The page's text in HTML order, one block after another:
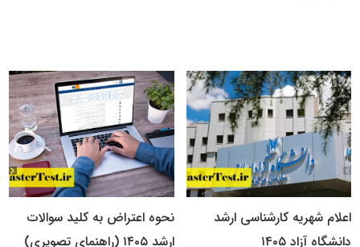
اعلام شهریه کارشناسی ارشد
دانشگاه آزاد ۱۴۰۵
نحوه اعتراض به کلید سوالات
ارشد ۱۴۰۵ (راهنمای تصویری)